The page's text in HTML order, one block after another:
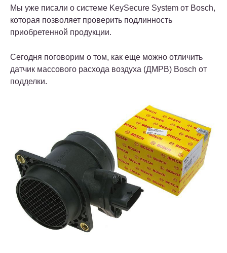
Мы уже писали о системе KeySecure System от Bosch,
которая позволяет проверить подлинность
приобретенной продукции.
Сегодня поговорим о том, как еще можно отличить
датчик массового расхода воздуха (ДМРВ) Bosch от
подделки.